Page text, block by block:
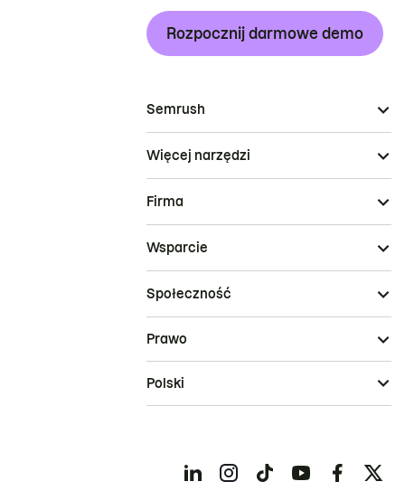
Rozpocznij darmowe demo
Semrush
Więcej narzędzi
Firma
Wsparcie
Społeczność
Prawo
Polski